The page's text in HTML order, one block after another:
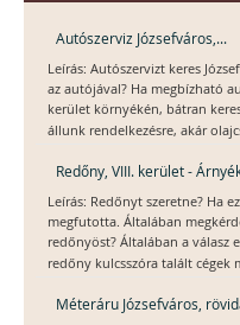
Autószerviz Józsefváros,...
Leírás: Autószervizt keres
az autójával? Ha megbízható
kerület környékén, bátran
állunk rendelkezésre, akár
Redőny, VIII. kerület -
Leírás: Redőnyt szeretne? Ha
megfutotta. Általában
redőnyöst? Általában a válasz
redőny kulcsszóra talált
Méteráru Józsefváros,